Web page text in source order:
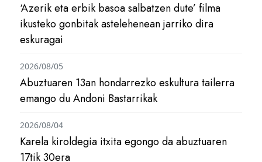
‘Azerik eta erbik basoa salbatzen dute’ filma
ikusteko gonbitak astelehenean jarriko dira
eskuragai
Abuztuaren 13an hondarrezko eskultura tailerra
emango du Andoni Bastarrikak
2026/08/05
Karela kiroldegia itxita egongo da abuztuaren
17tik 30era
2026/08/04